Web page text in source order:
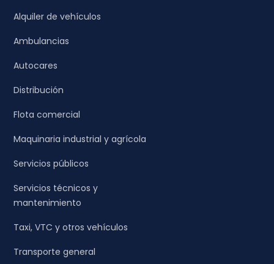
Alquiler de vehículos
Ambulancias
Autocares
Distribución
Flota comercial
Maquinaria industrial y agrícola
Servicios públicos
Servicios técnicos y
mantenimiento
Taxi, VTC y otros vehículos
Transporte general